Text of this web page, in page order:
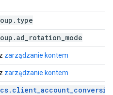
. type
.ad rotation mode
zarządzanie kontem
zarządzanie kontem